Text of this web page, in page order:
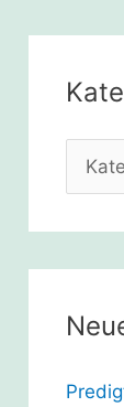
n
n
a
t
e
r